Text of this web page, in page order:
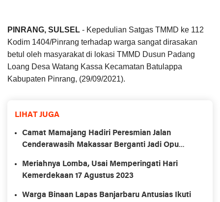
PINRANG, SULSEL - Kepedulian Satgas TMMD ke 112
Kodim 1404/Pinrang terhadap warga sangat dirasakan
betul oleh masyarakat di lokasi TMMD Dusun Padang
Loang Desa Watang Kassa Kecamatan Batulappa
Kabupaten Pinrang, (29/09/2021).
LIHAT JUGA
Camat Mamajang Hadiri Peresmian Jalan
Cenderawasih Makassar Berganti Jadi Opu
Meriahnya Lomba, Usai Memperingati Hari
Kemerdekaan 17 Agustus 2023
Warga Binaan Lapas Banjarbaru Antusias Ikuti